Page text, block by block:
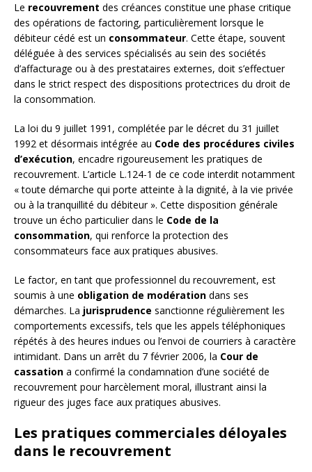
Le recouvrement des créances constitue une phase critique
des opérations de factoring, particulièrement lorsque le
débiteur cédé est un consommateur. Cette étape, souvent
déléguée à des services spécialisés au sein des sociétés
d’affacturage ou à des prestataires externes, doit s’effectuer
dans le strict respect des dispositions protectrices du droit de
la consommation.
La loi du 9 juillet 1991, complétée par le décret du 31 juillet
1992 et désormais intégrée au Code des procédures civiles
d’exécution, encadre rigoureusement les pratiques de
recouvrement. L’article L.124-1 de ce code interdit notamment
« toute démarche qui porte atteinte à la dignité, à la vie privée
ou à la tranquillité du débiteur ». Cette disposition générale
trouve un écho particulier dans le Code de la
consommation, qui renforce la protection des
consommateurs face aux pratiques abusives.
Le factor, en tant que professionnel du recouvrement, est
soumis à une obligation de modération dans ses
démarches. La jurisprudence sanctionne régulièrement les
comportements excessifs, tels que les appels téléphoniques
répétés à des heures indues ou l’envoi de courriers à caractère
intimidant. Dans un arrêt du 7 février 2006, la Cour de
cassation a confirmé la condamnation d’une société de
recouvrement pour harcèlement moral, illustrant ainsi la
rigueur des juges face aux pratiques abusives.
Les pratiques commerciales déloyales
dans le recouvrement